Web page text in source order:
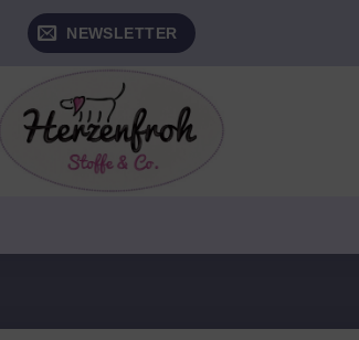
NEWSLETTER